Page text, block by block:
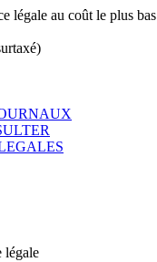
légale au coût le plus bas
légale